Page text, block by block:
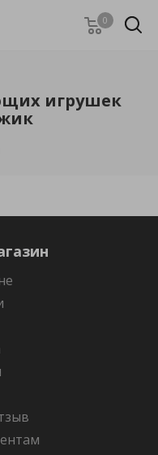
0
игрушек